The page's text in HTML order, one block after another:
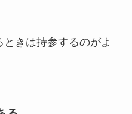
きは持参するのがよ